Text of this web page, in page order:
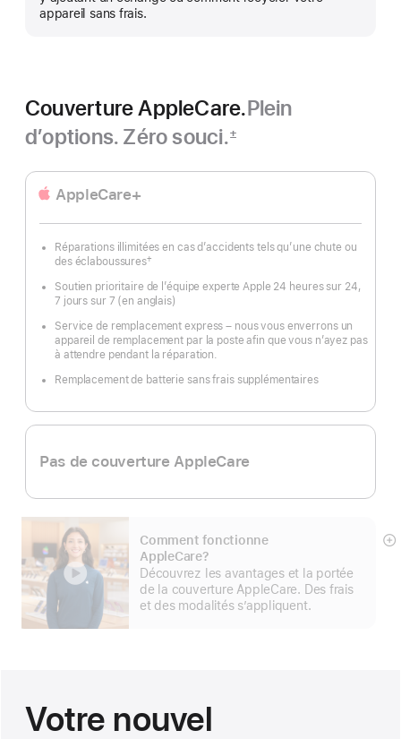
appareil sans frais.
plus
Couverture AppleCare.Plein
d’options. Zéro souci.
de
bas
page
±
AppleCare+
Réparations illimitées en cas d’accidents tels qu’une chute ou
des éclaboussures
de
bas
page
†
Soutien prioritaire de l’équipe experte Apple 24 heures sur 24,
7 jours sur 7 (en anglais)
Service de remplacement express – nous vous enverrons un
appareil de remplacement par la poste afin que vous n’ayez pas
à attendre pendant la réparation.
Remplacement de batterie sans frais supplémentaires
Pas de couverture AppleCare
Comment fonctionne
AppleCare?
Découvrez les avantages et la portée
de la couverture AppleCare. Des frais
et des modalités s’appliquent.
Votre nouvel